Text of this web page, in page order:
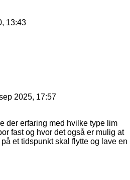
13:43
2025, 17:57
der erfaring med hvilke type lim
fast og hvor det også er mulig at
et tidspunkt skal flytte og lave en